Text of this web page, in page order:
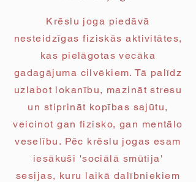
Krēslu joga piedāvā
nesteidzīgas fiziskās aktivitātes,
kas pielāgotas vecāka
gadagājuma cilvēkiem. Tā palīdz
uzlabot lokanību, mazināt stresu
un stiprināt kopības sajūtu,
veicinot gan fizisko, gan mentālo
veselību. Pēc krēslu jogas esam
iesākuši 'sociālā smūtija'
sesijas, kuru laikā dalībniekiem